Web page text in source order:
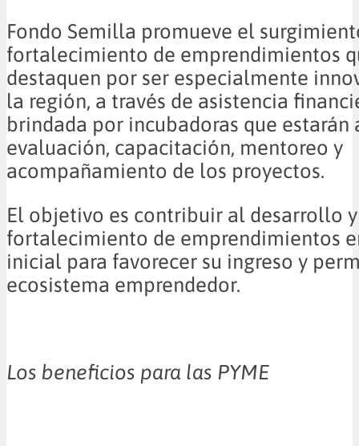
Fondo Semilla promueve el
fortalecimiento de emprendimientos
destaquen por ser especialmente
la región, a través de asistencia
brindada por incubadoras que estarán
evaluación, capacitación, mentoreo y
acompañamiento de los proyectos.
El objetivo es contribuir al desarrollo y
fortalecimiento de emprendimientos
inicial para favorecer su ingreso y
ecosistema emprendedor.
Los beneficios para las PYME